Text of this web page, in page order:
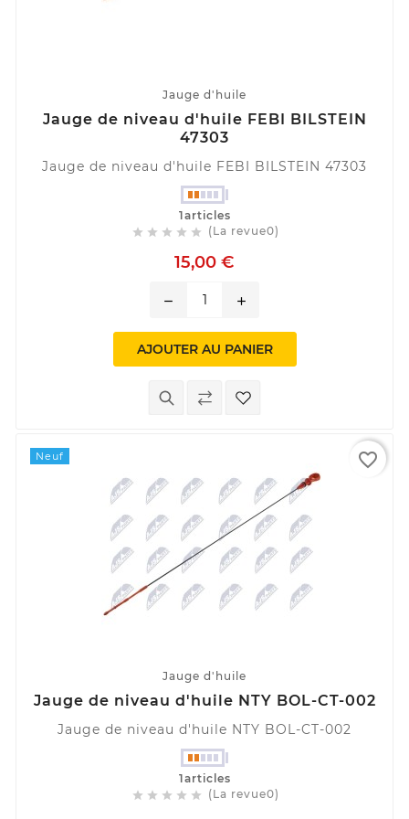
Jauge d'huile
Jauge de niveau d'huile FEBI BILSTEIN
47303
Jauge de niveau d'huile FEBI BILSTEIN 47303
1articles
     (La revue0)
15,00 €
remove add
AJOUTER AU PANIER
Neuf
Jauge d'huile
Jauge de niveau d'huile NTY BOL-CT-002
Jauge de niveau d'huile NTY BOL-CT-002
1articles
     (La revue0)
favorite_border